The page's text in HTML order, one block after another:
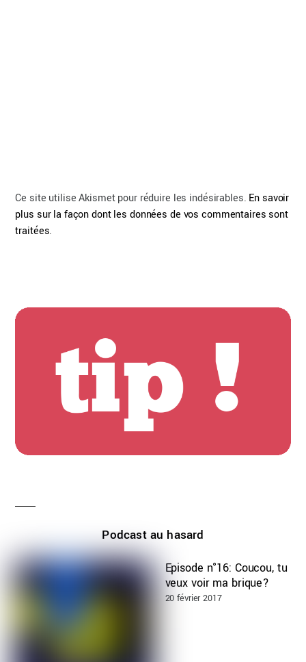
Ce site utilise Akismet pour réduire les indésirables. En savoir
plus sur la façon dont les données de vos commentaires sont
traitées.
Podcast au hasard
Episode n°16: Coucou, tu
veux voir ma brique?
20 février 2017